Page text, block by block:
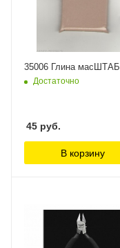
35006 Глина масШТАБ
Достаточно
45 руб.
В корзину